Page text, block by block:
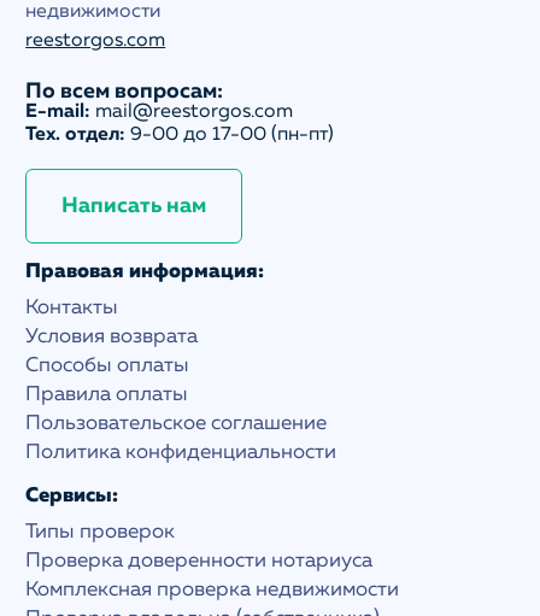
недвижимости
reestorgos.com
По всем вопросам:
E-mail: mail@reestorgos.com
Тех. отдел: 9-00 до 17-00 (пн-пт)
Написать нам
Правовая информация:
Контакты
Условия возврата
Способы оплаты
Правила оплаты
Пользовательское соглашение
Политика конфиденциальности
Сервисы:
Типы проверок
Проверка доверенности нотариуса
Комплексная проверка недвижимости